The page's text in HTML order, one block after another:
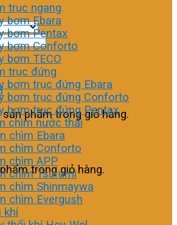
phẩm trong giỏ hàng.
trong giỏ hàng.
trục ngang
bơm Ebara
bơm Pentax
bơm Conforto
bơm TECO
trục đứng
bơm trục đứng Ebara
bơm trục đứng Conforto
bơm trục đứng Pentax
chìm nước thải
chìm Ebara
chìm Conforto
chìm APP
chìm Tsurumi
chìm Shinmaywa
chìm Evergush
khí